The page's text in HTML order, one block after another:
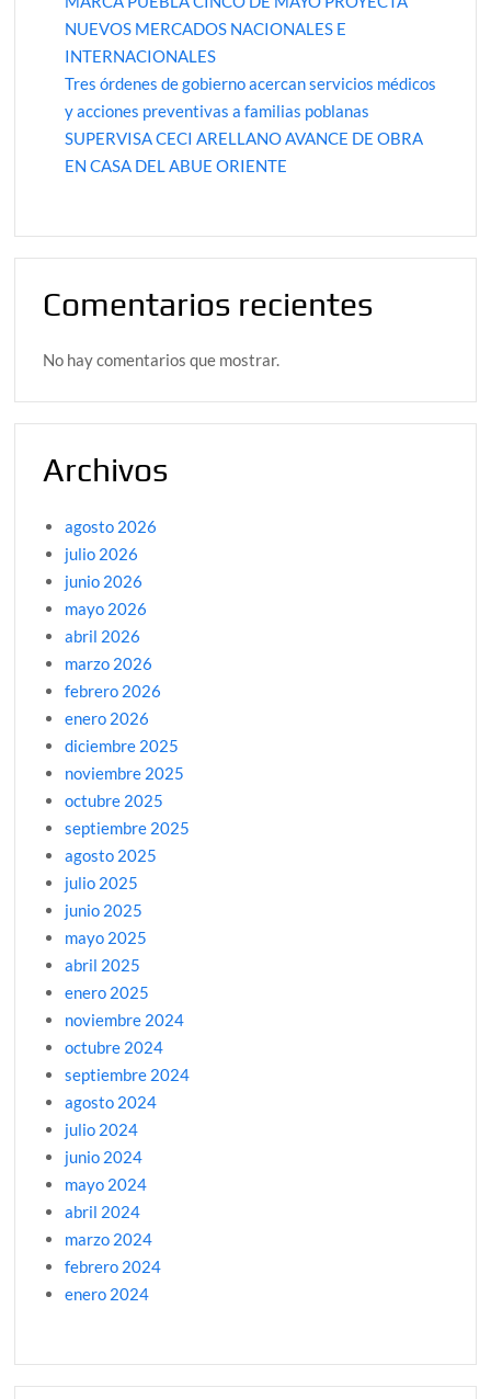
NUEVOS MERCADOS NACIONALES E
INTERNACIONALES
Tres órdenes de gobierno acercan servicios médicos
y acciones preventivas a familias poblanas
SUPERVISA CECI ARELLANO AVANCE DE OBRA
EN CASA DEL ABUE ORIENTE
Comentarios recientes
No hay comentarios que mostrar.
Archivos
agosto 2026
julio 2026
junio 2026
mayo 2026
abril 2026
marzo 2026
febrero 2026
enero 2026
diciembre 2025
noviembre 2025
octubre 2025
septiembre 2025
agosto 2025
julio 2025
junio 2025
mayo 2025
abril 2025
enero 2025
noviembre 2024
octubre 2024
septiembre 2024
agosto 2024
julio 2024
junio 2024
mayo 2024
abril 2024
marzo 2024
febrero 2024
enero 2024